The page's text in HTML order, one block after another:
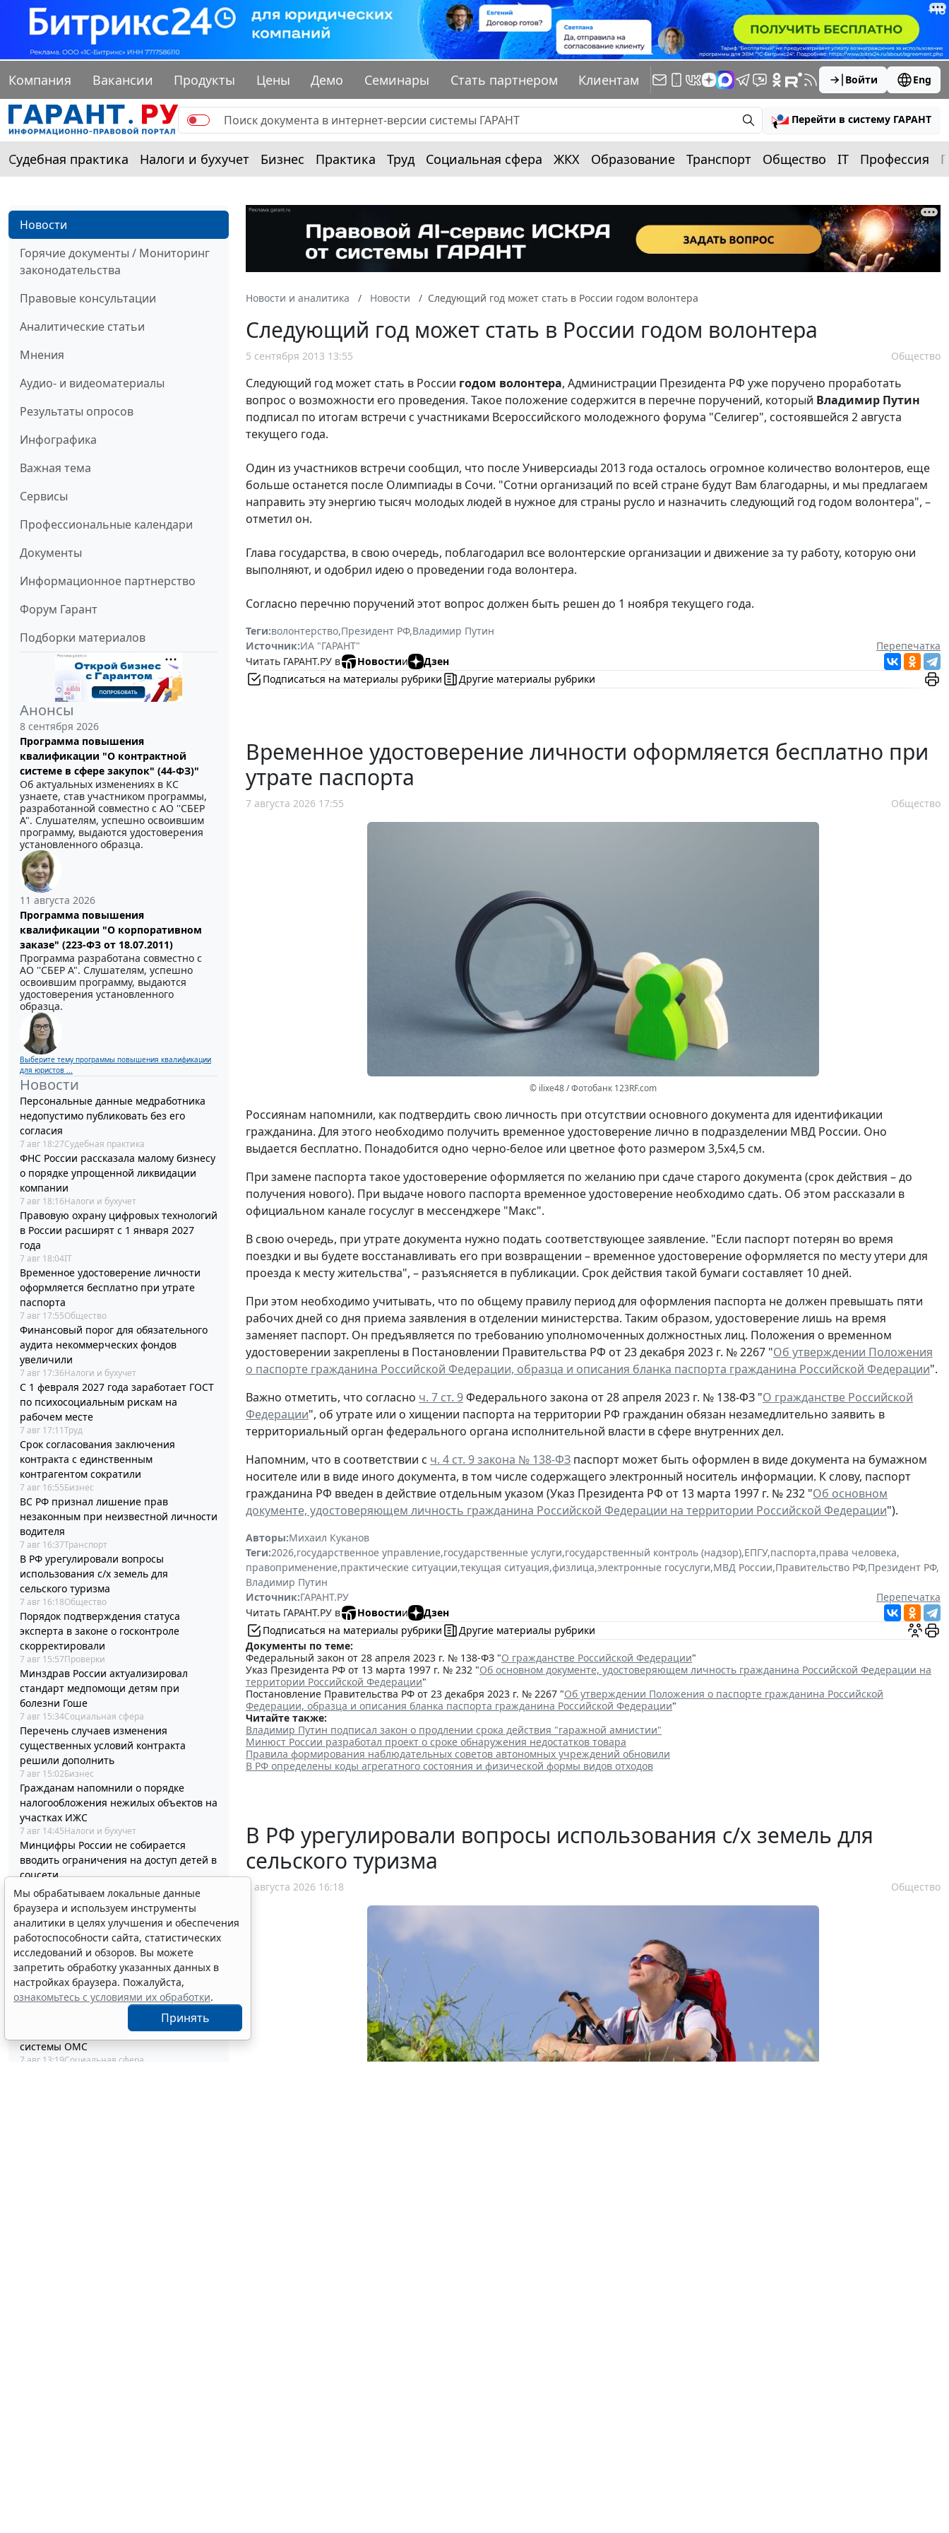
Компания Вакансии Продукты Цены Демо Семинары Стать партнером Клиентам Войти Eng
Перейти в систему ГАРАНТ
Судебная практика Налоги и бухучет Бизнес Практика Труд Социальная сфера ЖКХ Образование Транспорт Общество IT Профессия
Новости
Горячие документы / Мониторинг
законодательства
Правовые консультации
Аналитические статьи
Мнения
Аудио- и видеоматериалы
Результаты опросов
Инфографика
Важная тема
Сервисы
Профессиональные календари
Документы
Информационное партнерство
Форум Гарант
Подборки материалов
Анонсы
8 сентября 2026
Программа повышения
квалификации "О контрактной
системе в сфере закупок" (44-ФЗ)"
Об актуальных изменениях в КС
узнаете, став участником программы,
разработанной совместно с АО ''СБЕР
А". Слушателям, успешно освоившим
программу, выдаются удостоверения
установленного образца.
11 августа 2026
Программа повышения
квалификации "О корпоративном
заказе" (223-ФЗ от 18.07.2011)
Программа разработана совместно с
АО ''СБЕР А". Слушателям, успешно
освоившим программу, выдаются
удостоверения установленного
образца.
Выберите тему программы повышения квалификации
для юристов ...
Новости
Персональные данные медработника
недопустимо публиковать без его
согласия
7 авг 18:27Судебная практика
ФНС России рассказала малому бизнесу
о порядке упрощенной ликвидации
компании
7 авг 18:16Налоги и бухучет
Правовую охрану цифровых технологий
в России расширят с 1 января 2027
года
7 авг 18:04IT
Временное удостоверение личности
оформляется бесплатно при утрате
паспорта
7 авг 17:55Общество
Финансовый порог для обязательного
аудита некоммерческих фондов
увеличили
7 авг 17:36Налоги и бухучет
С 1 февраля 2027 года заработает ГОСТ
по психосоциальным рискам на
рабочем месте
7 авг 17:11Труд
Срок согласования заключения
контракта с единственным
контрагентом сократили
7 авг 16:55Бизнес
ВС РФ признал лишение прав
незаконным при неизвестной личности
водителя
7 авг 16:37Транспорт
В РФ урегулировали вопросы
использования с/х земель для
сельского туризма
7 авг 16:18Общество
Порядок подтверждения статуса
эксперта в законе о госконтроле
скорректировали
7 авг 15:57Проверки
Минздрав России актуализировал
стандарт медпомощи детям при
болезни Гоше
7 авг 15:34Социальная сфера
Перечень случаев изменения
существенных условий контракта
решили дополнить
7 авг 15:02Бизнес
Гражданам напомнили о порядке
налогообложения нежилых объектов на
участках ИЖС
7 авг 14:45Налоги и бухучет
Минцифры России не собирается
вводить ограничения на доступ детей в
соцсети
7 авг 14:20
Совет ФПА РФ утвердил новые
разъяснения по вопросам адвокатской
деятельности
7 авг 13:56Профессия
Каким документом оформить
реклассификацию задолженности
подотчетного лица
7 авг 13:37Бюджетный учет
Определены особенности включения
частных медорганизаций в реестр
системы ОМС
7 авг 13:19Социальная сфера
Новости и аналитика Новости Следующий год может стать в России годом волонтера
Следующий год может стать в России годом волонтера
5 сентября 2013 13:55 Общество
Следующий год может стать в России годом волонтера, Администрации Президента РФ уже поручено проработать
вопрос о возможности его проведения. Такое положение содержится в перечне поручений, который Владимир Путин
подписал по итогам встречи с участниками Всероссийского молодежного форума "Селигер", состоявшейся 2 августа
текущего года.
Один из участников встречи сообщил, что после Универсиады 2013 года осталось огромное количество волонтеров, еще
больше останется после Олимпиады в Сочи. "Сотни организаций по всей стране будут Вам благодарны, и мы предлагаем
направить эту энергию тысяч молодых людей в нужное для страны русло и назначить следующий год годом волонтера", –
отметил он.
Глава государства, в свою очередь, поблагодарил все волонтерские организации и движение за ту работу, которую они
выполняют, и одобрил идею о проведении года волонтера.
Согласно перечню поручений этот вопрос должен быть решен до 1 ноября текущего года.
Теги:волонтерство,Президент РФ,Владимир Путин
Источник:ИА "ГАРАНТ"
Перепечатка
Читать ГАРАНТ.РУ в
Новостии
Дзен
Подписаться на материалы рубрики
Другие материалы рубрики
Временное удостоверение личности оформляется бесплатно при
утрате паспорта
7 августа 2026 17:55 Общество
© ilixe48 / Фотобанк 123RF.com
Россиянам напомнили, как подтвердить свою личность при отсутствии основного документа для идентификации
гражданина. Для этого необходимо получить временное удостоверение лично в подразделении МВД России. Оно
выдается бесплатно. Понадобится одно черно-белое или цветное фото размером 3,5x4,5 см.
При замене паспорта такое удостоверение оформляется по желанию при сдаче старого документа (срок действия – до
получения нового). При выдаче нового паспорта временное удостоверение необходимо сдать. Об этом рассказали в
официальном канале госуслуг в мессенджере "Макс".
В свою очередь, при утрате документа нужно подать соответствующее заявление. "Если паспорт потерян во время
поездки и вы будете восстанавливать его при возвращении – временное удостоверение оформляется по месту утери для
проезда к месту жительства", – разъясняется в публикации. Срок действия такой бумаги составляет 10 дней.
При этом необходимо учитывать, что по общему правилу период для оформления паспорта не должен превышать пяти
рабочих дней со дня приема заявления в отделении министерства. Таким образом, удостоверение лишь на время
заменяет паспорт. Он предъявляется по требованию уполномоченных должностных лиц. Положения о временном
удостоверении закреплены в Постановлении Правительства РФ от 23 декабря 2023 г. № 2267 "Об утверждении Положения
о паспорте гражданина Российской Федерации, образца и описания бланка паспорта гражданина Российской Федерации".
Важно отметить, что согласно ч. 7 ст. 9Федерального закона от 28 апреля 2023 г. № 138-ФЗ "О гражданстве Российской
Федерации", об утрате или о хищении паспорта на территории РФ гражданин обязан незамедлительно заявить в
территориальный орган федерального органа исполнительной власти в сфере внутренних дел.
Напомним, что в соответствии с ч. 4 ст. 9 закона № 138-ФЗ паспорт может быть оформлен в виде документа на бумажном
носителе или в виде иного документа, в том числе содержащего электронный носитель информации. К слову, паспорт
гражданина РФ введен в действие отдельным указом (Указ Президента РФ от 13 марта 1997 г. № 232 "Об основном
документе, удостоверяющем личность гражданина Российской Федерации на территории Российской Федерации").
Авторы:Михаил Куканов
Теги:2026,государственное управление,государственные услуги,государственный контроль (надзор),ЕПГУ,паспорта,права человека,
правоприменение,практические ситуации,текущая ситуация,физлица,электронные госуслуги,МВД России,Правительство РФ,Президент РФ,
Владимир Путин
Источник:ГАРАНТ.РУ
Перепечатка
Читать ГАРАНТ.РУ в
Новостии
Дзен
Подписаться на материалы рубрики
Другие материалы рубрики
Документы по теме:
Федеральный закон от 28 апреля 2023 г. № 138-ФЗ "О гражданстве Российской Федерации"
Указ Президента РФ от 13 марта 1997 г. № 232 "Об основном документе, удостоверяющем личность гражданина Российской Федерации на
территории Российской Федерации"
Постановление Правительства РФ от 23 декабря 2023 г. № 2267 "Об утверждении Положения о паспорте гражданина Российской
Федерации, образца и описания бланка паспорта гражданина Российской Федерации"
Читайте также:
Владимир Путин подписал закон о продлении срока действия "гаражной амнистии"
Минюст России разработал проект о сроке обнаружения недостатков товара
Правила формирования наблюдательных советов автономных учреждений обновили
В РФ определены коды агрегатного состояния и физической формы видов отходов
В РФ урегулировали вопросы использования с/х земель для
сельского туризма
7 августа 2026 16:18 Общество
Мы обрабатываем локальные данные
браузера и используем инструменты
аналитики в целях улучшения и обеспечения
работоспособности сайта, статистических
исследований и обзоров. Вы можете
запретить обработку указанных данных в
настройках браузера. Пожалуйста,
ознакомьтесь с условиями их обработки.
Принять